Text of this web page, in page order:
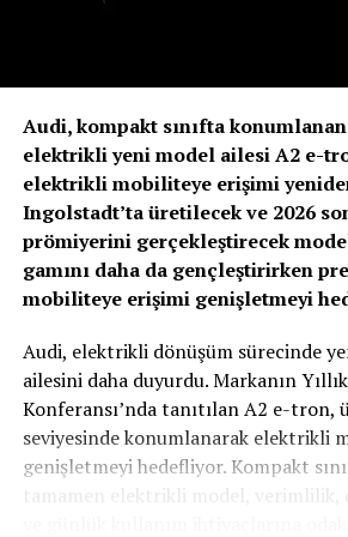
EX60 üç farklı güç-çekiş seçeneğiyle
P6 (tek motor, arkadan itiş) :
0-100: 5,9 sn – 80 kWsa
ekosistemi, uzun vadeli yatırım
Enerji verimliliği artık bina
merkezinde
Aydınlatma, iklimlendirme ve
gerçek zamanlı olarak birlikte
tüketiminin optimize edilmesine,
azaltılmasına ve sürdürülebilirlik
sağlıyor.
Dijitalleşmenin hız kazandığı
otomasyonu artık yalnızca bir
Audi, kompakt sınıfta
elektrikli yeni model ailesi A2 e-
elektrikli mobiliteye erişimi
Ingolstadt’ta üretilecek ve 2026
prömiyerini gerçekleştirecek
gamını daha da gençleştirirken
mobiliteye erişimi genişletmeyi
Audi, elektrikli dönüşüm sürecinde
ailesini daha duyurdu. Markanın
Konferansı’nda tanıtılan A2 e-tron,
seviyesinde konumlanarak elektrikli
genişletmeyi hedefliyor. Kompakt
tamamen elektrikli model, verimlilik,